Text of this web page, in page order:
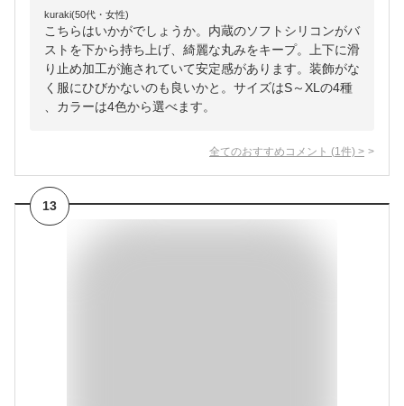
kuraki(50代・女性)
こちらはいかがでしょうか。内蔵のソフトシリコンがバ
ストを下から持ち上げ、綺麗な丸みをキープ。上下に滑
り止め加工が施されていて安定感があります。装飾がな
く服にひびかないのも良いかと。サイズはS～XLの4種
、カラーは4色から選べます。
全てのおすすめコメント (1 件) >
13